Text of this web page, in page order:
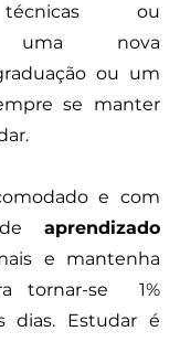
técnicas ou
uma nova
ou um
se manter
e com
de aprendizado
e mantenha
tornar-se  1%
dias. Estudar é